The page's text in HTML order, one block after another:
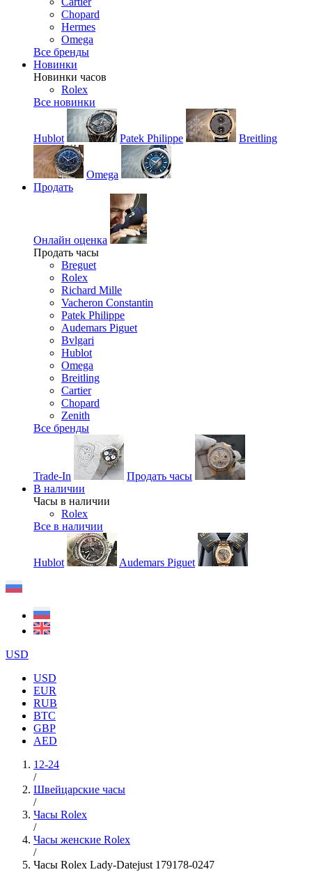
Chopard
Hermes
Omega
Все бренды
Новинки
Новинки часов
Rolex
Все новинки
Hublot Patek Philippe Breitling
Omega
Продать
Онлайн оценка
Продать часы
Breguet
Rolex
Richard Mille
Vacheron Constantin
Patek Philippe
Audemars Piguet
Bvlgari
Hublot
Omega
Breitling
Cartier
Chopard
Zenith
Все бренды
Trade-In
Продать часы
В наличии
Часы в наличии
Rolex
Все в наличии
Hublot Audemars Piguet
USD
USD
EUR
RUB
BTC
GBP
AED
12-24
/
Швейцарские часы
/
Часы Rolex
/
Часы женские Rolex
/
Часы Rolex Lady-Datejust 179178-0247